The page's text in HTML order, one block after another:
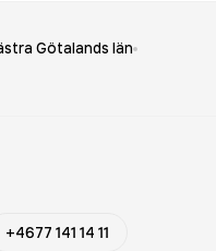
Götalands län
+4677 141 14 11